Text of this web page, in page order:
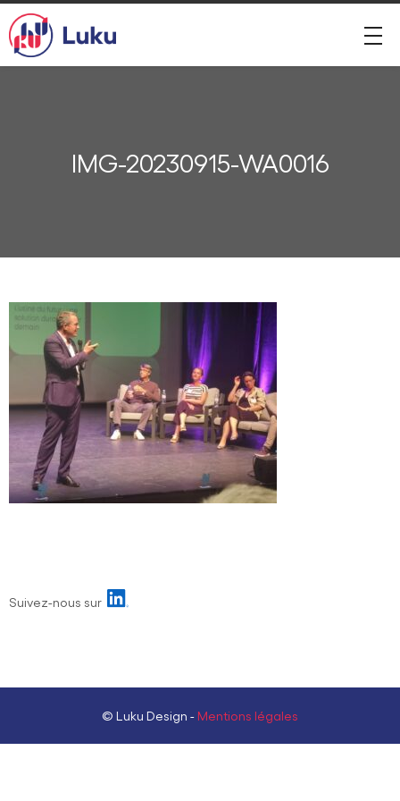
IMG-20230915-WA0016
Suivez-nous sur
© Luku Design - Mentions légales